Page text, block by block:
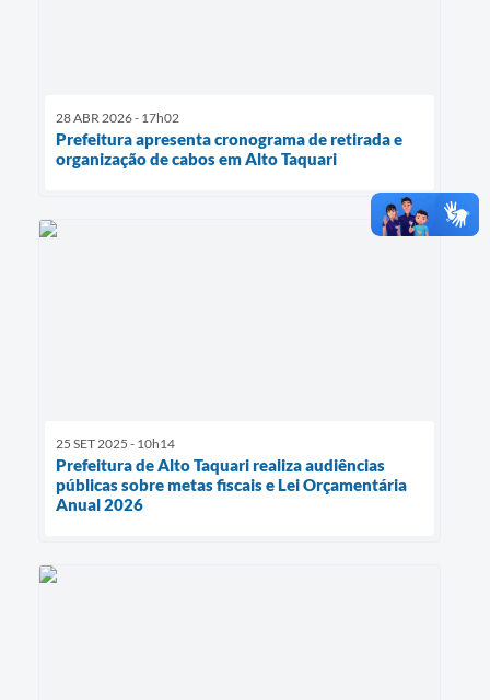
28 ABR 2026 - 17h02
Prefeitura apresenta cronograma de retirada e
organização de cabos em Alto Taquari
25 SET 2025 - 10h14
Prefeitura de Alto Taquari realiza audiências
públicas sobre metas fiscais e Lei Orçamentária
Anual 2026